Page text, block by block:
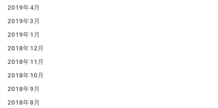
2019年4月
2019年3月
2019年1月
2018年12月
2018年11月
2018年10月
2018年9月
2018年8月